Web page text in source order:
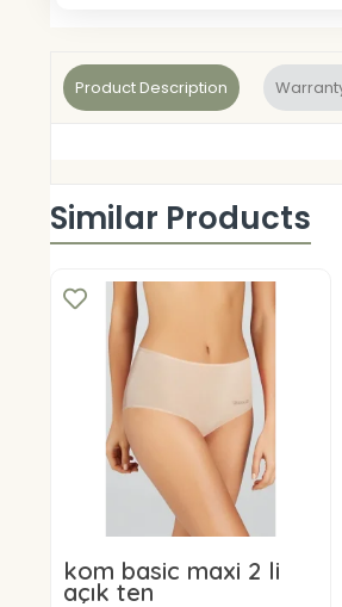
Product Description
Similar Products
kom basic maxi 2 li
açık ten